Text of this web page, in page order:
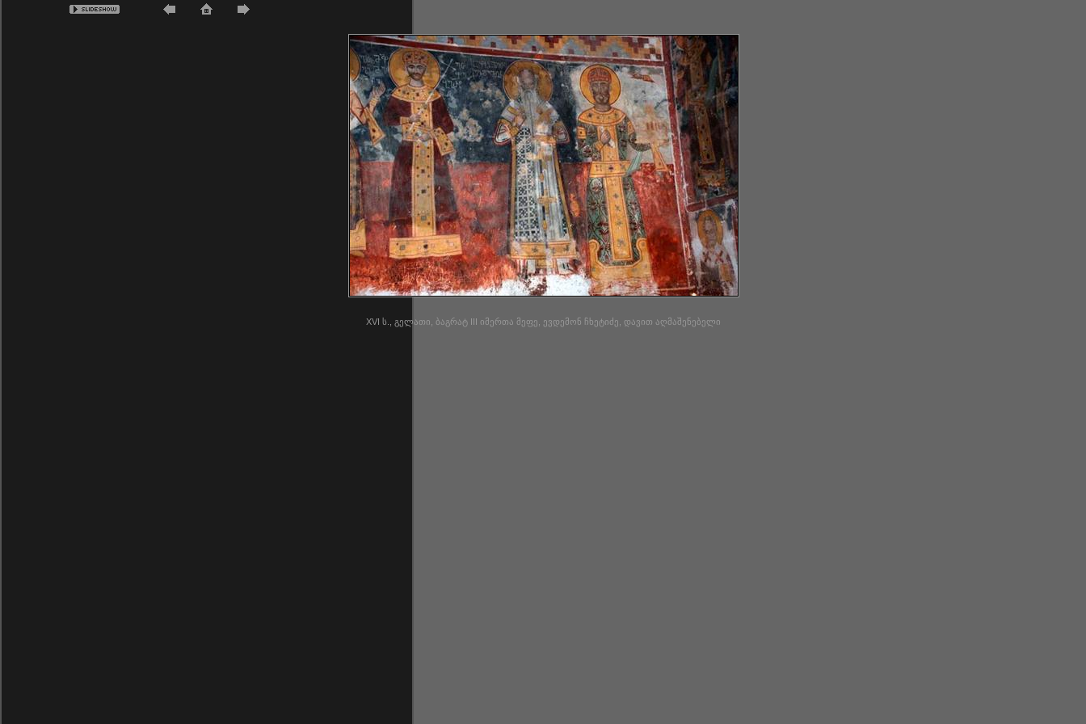
XVI ს., გელათი, ბაგრატ III იმერთა მეფე, ევდემონ ჩხეტიძე, დავით აღმაშენებელი